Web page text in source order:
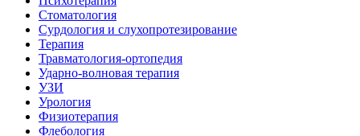
Стоматология
Сурдология и слухопротезирование
Терапия
Травматология-ортопедия
Ударно-волновая терапия
УЗИ
Урология
Физиотерапия
Флебология